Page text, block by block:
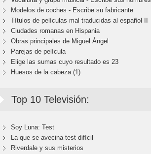
Modelos de coches - Escribe su fabricante
Títulos de películas mal traducidas al español II
Ciudades romanas en Hispania
Obras principales de Miguel Ángel
Parejas de película
Elige las sumas cuyo resultado es 23
Huesos de la cabeza (1)
Top 10 Televisión:
Soy Luna: Test
La que se avecina test difícil
Riverdale y sus misterios